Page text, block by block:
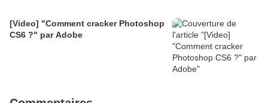
[Video] "Comment cracker Photoshop
CS6 ?" par Adobe